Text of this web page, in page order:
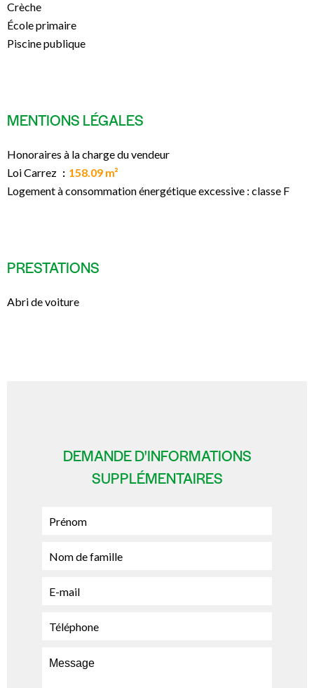
Crèche
École primaire
Piscine publique
MENTIONS LÉGALES
Honoraires à la charge du vendeur
Loi Carrez
158.09 m²
Logement à consommation énergétique excessive : classe F
PRESTATIONS
Abri de voiture
DEMANDE D'INFORMATIONS
SUPPLÉMENTAIRES